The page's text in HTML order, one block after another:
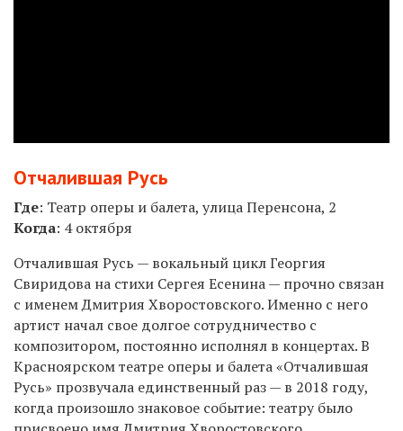
Отчалившая Русь
Где: Театр оперы и балета, улица Перенсона, 2
Когда: 4 октября
Отчалившая Русь — вокальный цикл Георгия
Свиридова на стихи Сергея Есенина — прочно связан
с именем Дмитрия Хворостовского. Именно с него
артист начал свое долгое сотрудничество с
композитором, постоянно исполнял в концертах. В
Красноярском театре оперы и балета «Отчалившая
Русь» прозвучала единственный раз — в 2018 году,
когда произошло знаковое событие: театру было